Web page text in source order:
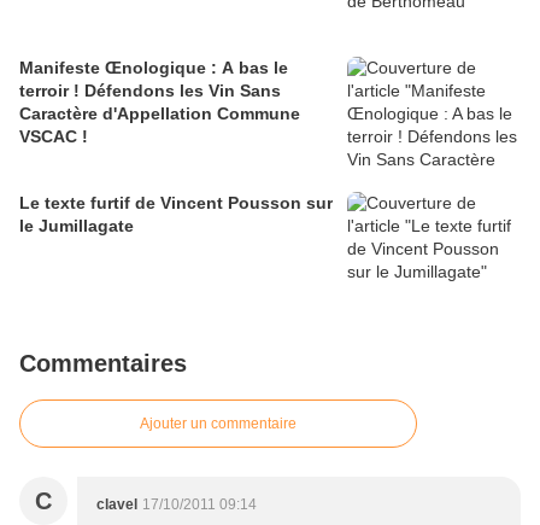
Manifeste Œnologique : A bas le
terroir ! Défendons les Vin Sans
Caractère d'Appellation Commune
VSCAC !
Le texte furtif de Vincent Pousson sur
le Jumillagate
Commentaires
Ajouter un commentaire
C clavel 17/10/2011 09:14